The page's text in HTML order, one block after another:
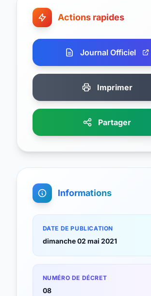
Actions rapides
Journal Officiel
Imprimer
Partager
Informations
DATE DE PUBLICATION
dimanche 02 mai 2021
NUMÉRO DE DÉCRET
08